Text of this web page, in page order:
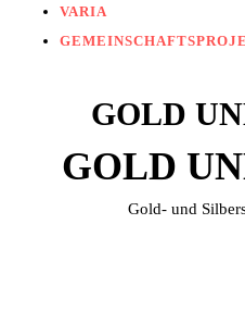
VARIA
GOLD
GOLD
Gold- und